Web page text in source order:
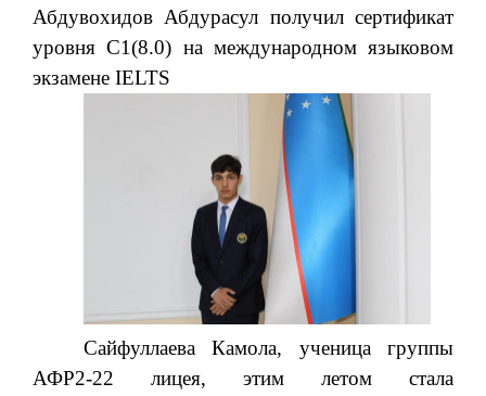
Абдувохидов Абдурасул получил сертификат
уровня С1(8.0) на международном языковом
экзамене IELTS
Сайфуллаева Камола, ученица группы
АФР2-22 лицея, этим летом стала